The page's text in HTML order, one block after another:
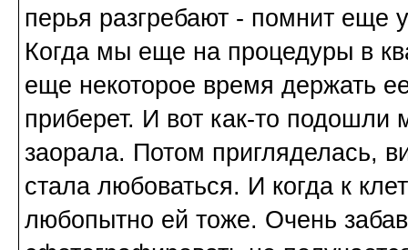
перья разгребают - помнит еще
Когда мы еще на процедуры в
еще некоторое время держать
приберет. И вот как-то подошли
заорала. Потом пригляделась,
стала любоваться. И когда к
любопытно ей тоже. Очень